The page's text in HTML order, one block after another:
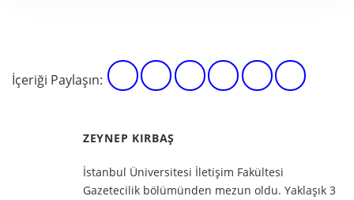
İçeriği Paylaşın:
ZEYNEP KIRBAŞ
İstanbul Üniversitesi İletişim Fakültesi
Gazetecilik bölümünden mezun oldu. Yaklaşık 3